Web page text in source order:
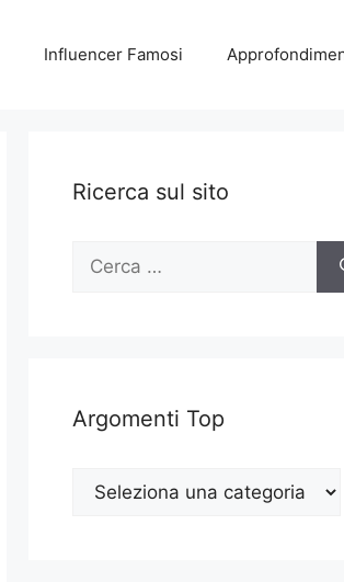
Influencer Famosi
Ricerca sul sito
Ricerca
Argomenti Top
Argomenti